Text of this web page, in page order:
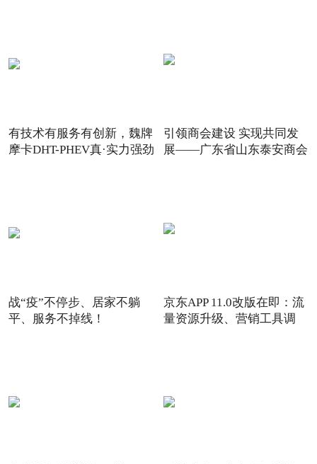
有技术有服务有创新，魏牌
摩卡DHT-PHEV真·实力强劲
引领商会建设 实现共同发
展——广东省山东泰安商会
战“疫”不停步、居家不躺
平、服务不掉线！
京东APP 11.0改版在即：流
量资源升级、营销工具调